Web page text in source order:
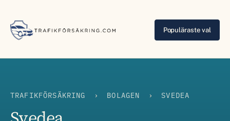
Populäraste val
TRAFIKFÖRSÄKRING › BOLAGEN › SVEDEA